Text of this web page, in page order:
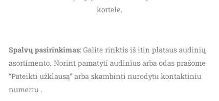
kortele.
Spalvų pasirinkimas:Galite rinktis iš itin plataus audinių
asortimento. Norint pamatyti audinius arba odas prašome
“Pateikti užklausą” arba skambinti nurodytu kontaktiniu
numeriu .